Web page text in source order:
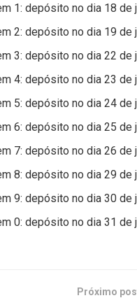
1: depósito no dia 18 de
2: depósito no dia 19 de
3: depósito no dia 22 de
4: depósito no dia 23 de
5: depósito no dia 24 de
6: depósito no dia 25 de
7: depósito no dia 26 de
8: depósito no dia 29 de
9: depósito no dia 30 de
0: depósito no dia 31 de
Próximo